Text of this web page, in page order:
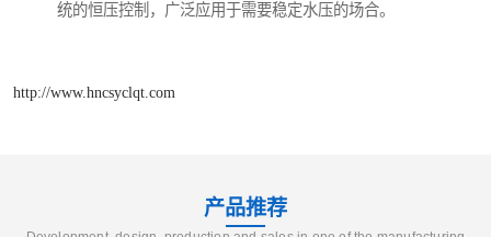
统的恒压控制，广泛应用于需要稳定水压的场合。
http://www.hncsyclqt.com
产品推荐